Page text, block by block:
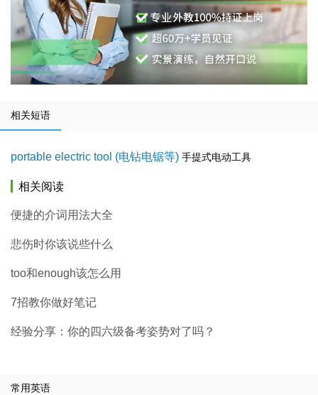
相关短语
portable electric tool (电钻电锯等) 手提式电动工具
相关阅读
便捷的介词用法大全
悲伤时你该说些什么
too和enough该怎么用
7招教你做好笔记
经验分享：你的四六级备考姿势对了吗？
常用英语